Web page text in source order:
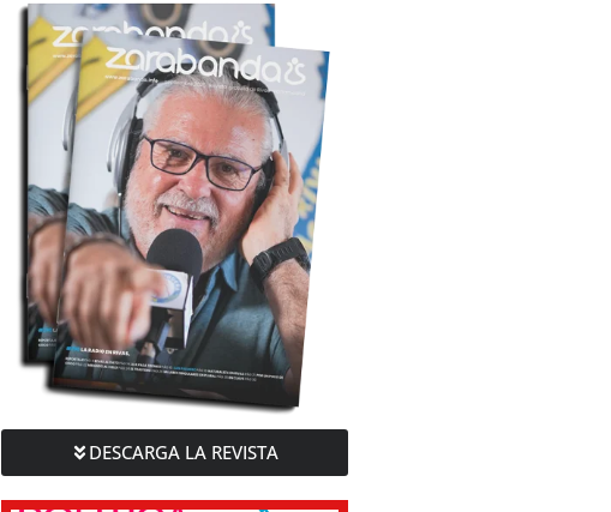
DESCARGA LA REVISTA